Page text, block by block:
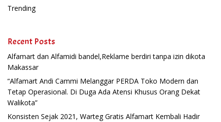
Trending
Recent Posts
Alfamart dan Alfamidi bandel,Reklame berdiri tanpa izin dikota
Makassar
“Alfamart Andi Cammi Melanggar PERDA Toko Modern dan
Tetap Operasional. Di Duga Ada Atensi Khusus Orang Dekat
Walikota”
Konsisten Sejak 2021, Warteg Gratis Alfamart Kembali Hadir